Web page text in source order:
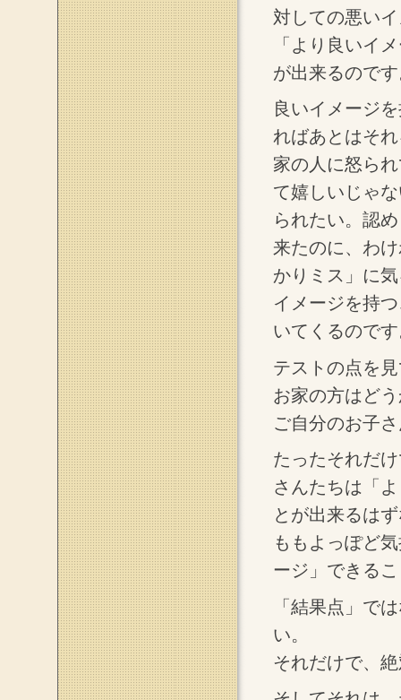
対しての悪い
「より良いイ
が出来るので
良いイメージ
ればあとはそ
家の人に怒ら
て嬉しいじゃ
られたい。認
来たのに、わ
かりミス」に
イメージを持
いてくるので
テストの点を
お家の方はど
ご自分のお子
たったそれだ
さんたちは「
とが出来るは
ももよっぽど
ージ」できる
「結果点」で
い。
それだけで、